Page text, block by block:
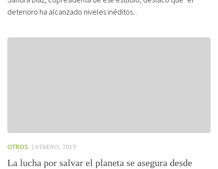
deterioro ha alcanzado niveles inéditos...
OTROS 14 ENERO, 2019
La lucha por salvar el planeta se asegura desde